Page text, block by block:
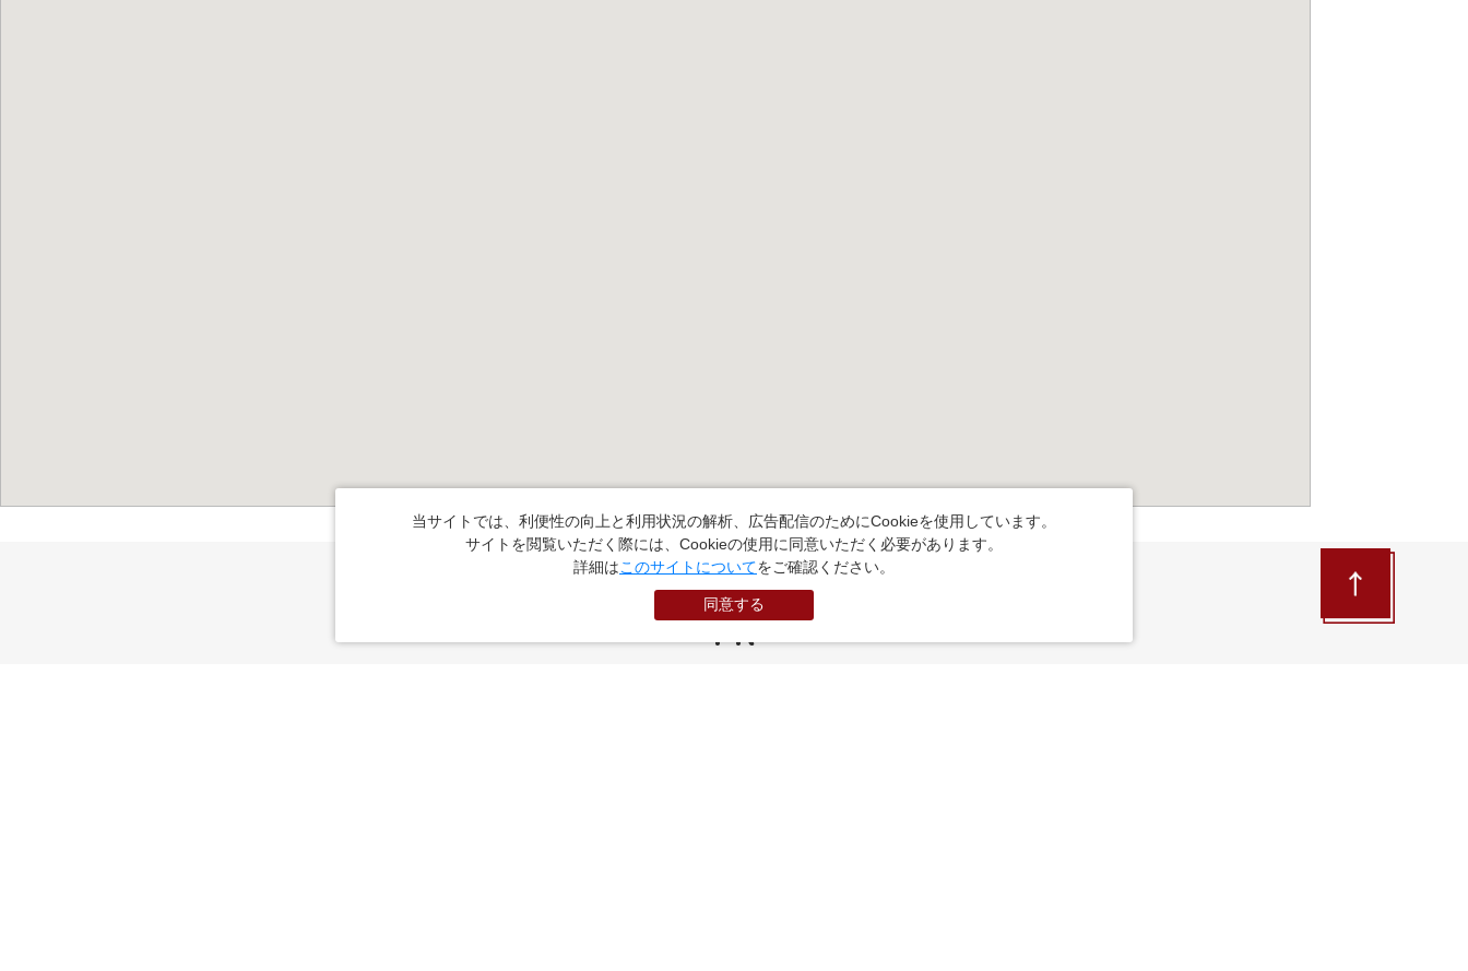
PR
当サイトでは、利便性の向上と利用状況の解析、広告配信のためにCookieを使用しています。
サイトを閲覧いただく際には、Cookieの使用に同意いただく必要があります。
詳細はこのサイトについてをご確認ください。
同意する